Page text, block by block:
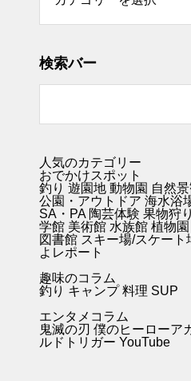
検索バー
人気のカテゴリー
おでかけスポット
釣り 遊園地 動物園 自然
公園・アウトドア 海水浴
SA・PA 陶芸体験 果物狩り
学館 美術館 水族館 植物園
図書館 スキー場/スケート
よレポート
趣味のコラム
釣り キャンプ料理 SUP
エンタメコラム
鬼滅の刃 僕のヒーローア
ルドトリガー YouTube